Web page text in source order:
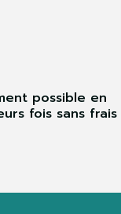
possible en
fois sans frais